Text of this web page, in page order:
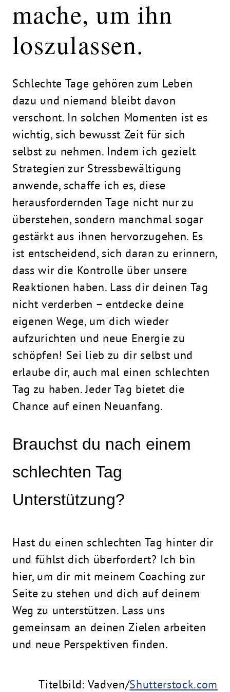
mache, um ihn
loszulassen.
Schlechte Tage gehören zum Leben
dazu und niemand bleibt davon
verschont. In solchen Momenten ist es
wichtig, sich bewusst Zeit für sich
selbst zu nehmen. Indem ich gezielt
Strategien zur Stressbewältigung
anwende, schaffe ich es, diese
herausfordernden Tage nicht nur zu
überstehen, sondern manchmal sogar
gestärkt aus ihnen hervorzugehen. Es
ist entscheidend, sich daran zu erinnern,
dass wir die Kontrolle über unsere
Reaktionen haben. Lass dir deinen Tag
nicht verderben – entdecke deine
eigenen Wege, um dich wieder
aufzurichten und neue Energie zu
schöpfen! Sei lieb zu dir selbst und
erlaube dir, auch mal einen schlechten
Tag zu haben. Jeder Tag bietet die
Chance auf einen Neuanfang.
Brauchst du nach einem
schlechten Tag
Unterstützung?
Hast du einen schlechten Tag hinter dir
und fühlst dich überfordert? Ich bin
hier, um dir mit meinem Coaching zur
Seite zu stehen und dich auf deinem
Weg zu unterstützen. Lass uns
gemeinsam an deinen Zielen arbeiten
und neue Perspektiven finden.
Titelbild: Vadven/Shutterstock.com